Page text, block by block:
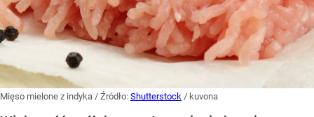
Mięso mielone z indyka / Źródło: Shutterstock / kuvona